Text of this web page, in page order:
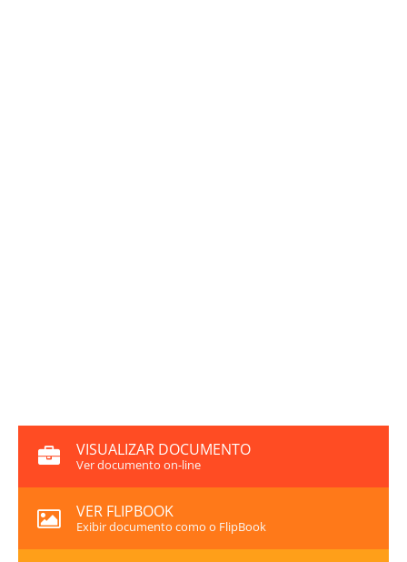
VISUALIZAR DOCUMENTO
Ver documento on-line
VER FLIPBOOK
Exibir documento como o FlipBook